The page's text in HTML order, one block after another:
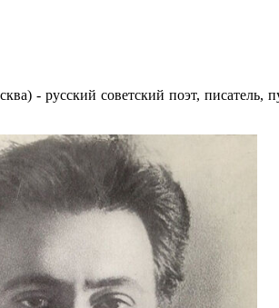
- русский советский поэт, писатель,